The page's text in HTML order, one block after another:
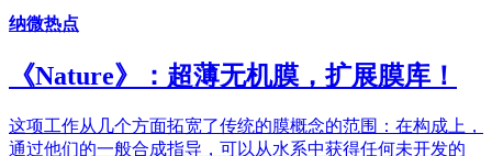
纳微热点
《Nature》：超薄无机膜，扩展膜库！
这项工作从几个方面拓宽了传统的膜概念的范围：在构成上，
通过他们的一般合成指导，可以从水系中获得任何未开发的